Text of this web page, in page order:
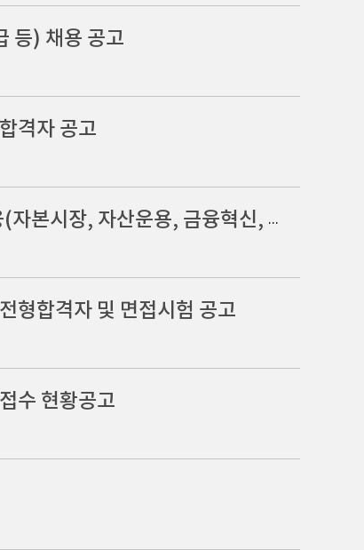
등) 채용 공고
격자 공고
2025년도 국회입법조사처 공무원(일반임기제 5급, 금융(자본시장, 자산운용, 금융혁신, 전자금융 등) 분야) 채용 최종합격자 공고
형합격자 및 면접시험 공고
수 현황공고